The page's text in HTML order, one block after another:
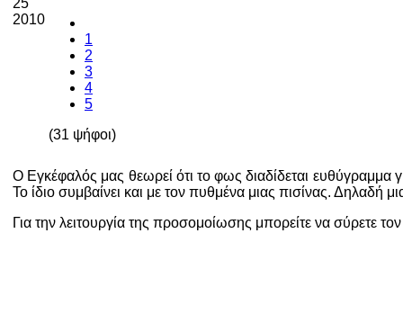
2010
1
2
3
4
5
(31 ψήφοι)
Ο Εγκέφαλός μας θεωρεί ότι το φως διαδίδεται ευθύγραμμα
Το ίδιο συμβαίνει και με τον πυθμένα μιας πισίνας. Δηλαδή
Για την λειτουργία της προσομοίωσης μπορείτε να σύρετε